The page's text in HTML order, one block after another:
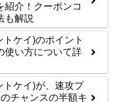
紹介！クーポンコ
も解説
ケイ)のポイント
使い方について詳
トケイ)が、速攻プ
チャンスの半額キ